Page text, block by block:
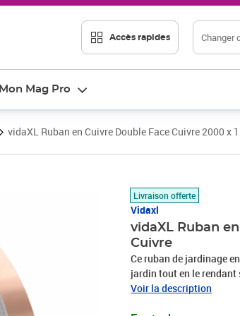
Accès rapides Changer
Mon Mag Pro
vidaXL Ruban en Cuivre Double Face Cuivre 2000 x
Livraison offerte
Vidaxl
vidaXL Ruban
Cuivre
Ce ruban de jardinage
jardin tout en le rendant
durabilité, il est parfait
Voir la description
Prix 13,24€